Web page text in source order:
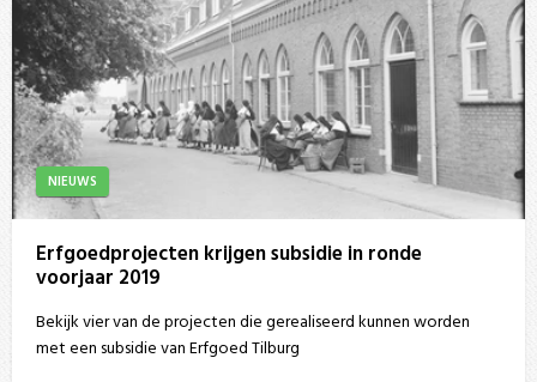
NIEUWS
Erfgoedprojecten krijgen subsidie in ronde
voorjaar 2019
Bekijk vier van de projecten die gerealiseerd kunnen worden
met een subsidie van Erfgoed Tilburg